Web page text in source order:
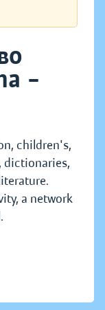
–
children's,
dictionaries,
a network